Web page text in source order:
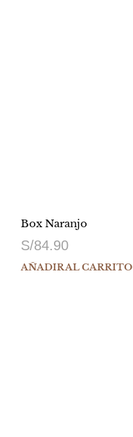
Box Naranjo
S/84.90
AÑADIR AL CARRITO